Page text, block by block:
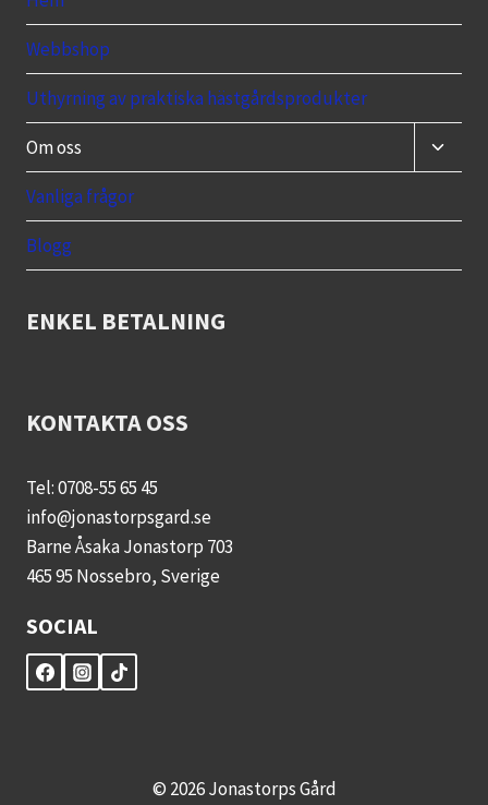
Webbshop
Uthyrning av praktiska hästgårdsprodukter
Om oss
Toggle
child
Vanliga frågor
Blogg
ENKEL BETALNING
KONTAKTA OSS
Tel: 0708-55 65 45
info@jonastorpsgard.se
Barne Åsaka Jonastorp 703
465 95 Nossebro, Sverige
SOCIAL
© 2026 Jonastorps Gård